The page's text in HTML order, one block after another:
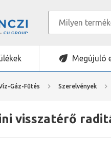
Megújuló
Gáz-Fűtés Szerelvények
visszatérő